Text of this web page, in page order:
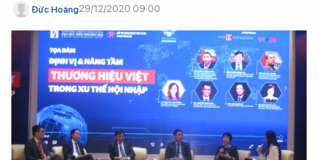
Đức Hoàng29/12/2020 09:00